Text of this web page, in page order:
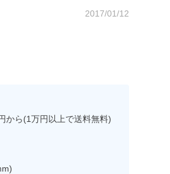
2017/01/12
から(1万円以上で送料無料)